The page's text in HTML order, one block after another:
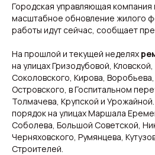
Городская управляющая
масштабное обновление жилого
работы идут сейчас, сообщает
На прошлой и текущей неделях
на улицах Гризодубовой,
Соколовского, Кирова,
Островского, в Госпитальном
Толмачева, Крупской и Урожайной.
порядок на улицах Маршала
Соболева, Большой Советской,
Черняховского, Румянцева,
Строителей.